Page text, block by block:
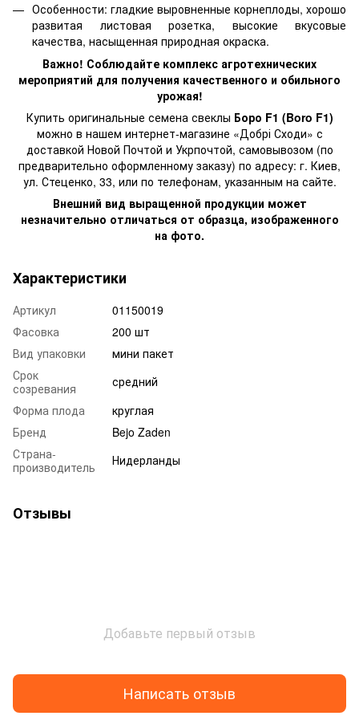
Особенности: гладкие выровненные корнеплоды, хорошо
развитая листовая розетка, высокие вкусовые
качества, насыщенная природная окраска.
Важно! Соблюдайте комплекс агротехнических
мероприятий для получения качественного и обильного
урожая!
Купить оригинальные семена свеклы Боро F1 (Boro F1)
можно в нашем интернет-магазине «Добрі Сходи» с
доставкой Новой Почтой и Укрпочтой, самовывозом (по
предварительно оформленному заказу) по адресу: г. Киев,
ул. Стеценко, 33, или по телефонам, указанным на сайте.
Внешний вид выращенной продукции может
незначительно отличаться от образца, изображенного
на фото.
Характеристики
Артикул
01150019
Фасовка
200 шт
Вид упаковки
мини пакет
Срок
созревания
средний
Форма плода
круглая
Бренд
Bejo Zaden
Страна-
производитель
Нидерланды
Отзывы
Добавьте первый отзыв
Написать отзыв